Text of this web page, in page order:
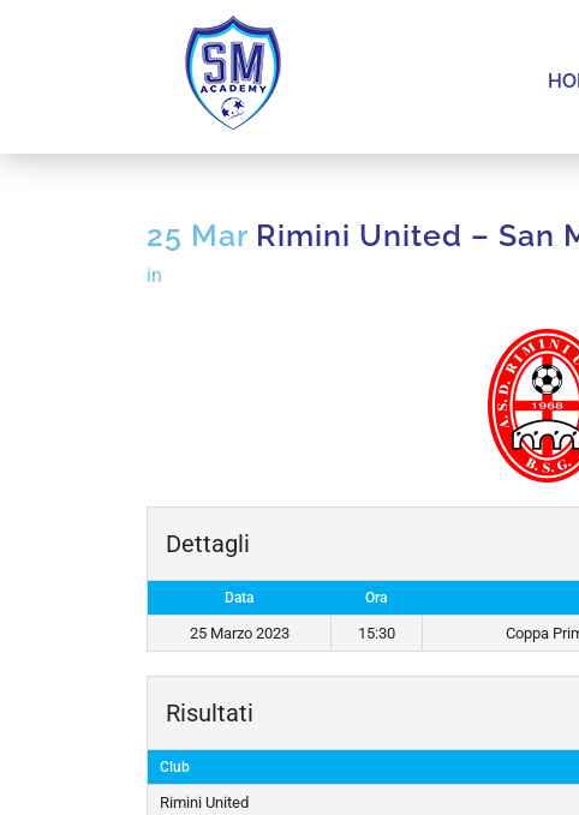
25 Mar Rimini United – San
in
Dettagli
Data Ora
25 Marzo 2023 15:30 Coppa
Risultati
Club
Rimini United